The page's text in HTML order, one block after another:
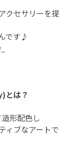
クセサリーを提
です♪
とは？
形配色し
ィブなアートで